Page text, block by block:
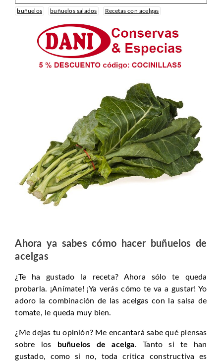
buñuelos buñuelos salados Recetas con acelgas
Ahora ya sabes cómo hacer buñuelos de
acelgas
¿Te ha gustado la receta? Ahora sólo te queda
probarla. ¡Anímate! ¡Ya verás cómo te va a gustar! Yo
adoro la combinación de las acelgas con la salsa de
tomate, le queda muy bien.
¿Me dejas tu opinión? Me encantará sabe qué piensas
sobre los
buñuelos de acelga. Tanto si te han
gustado, como si no, toda crítica constructiva es